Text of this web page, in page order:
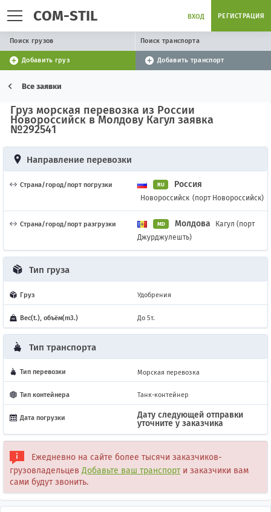
COM-STIL ВХОД РЕГИСТРАЦИЯ
Поиск грузов Поиск транспорта
Добавить груз Добавить транспорт
Все заявки
Груз морская перевозка из России
Новороссийск в Молдову Кагул заявка
№292541
Направление перевозки
Страна/город/порт погрузки RU Россия
Новороссийск (порт Новороссийск)
Страна/город/порт разгрузки MD Молдова
Кагул (порт
Джурджулешть)
Тип груза
Груз Удобрения
Вес(t.), объём(m3.) До 5т.
Тип транспорта
Тип перевозки Морская перевозка
Тип контейнера Танк-контейнер
Дата погрузки
Дату следующей отправки
уточните у заказчика
Ежедневно на сайте более тысячи заказчиков-
грузовладельцевДобавьте ваш транспорти заказчики вам
сами будут звонить.